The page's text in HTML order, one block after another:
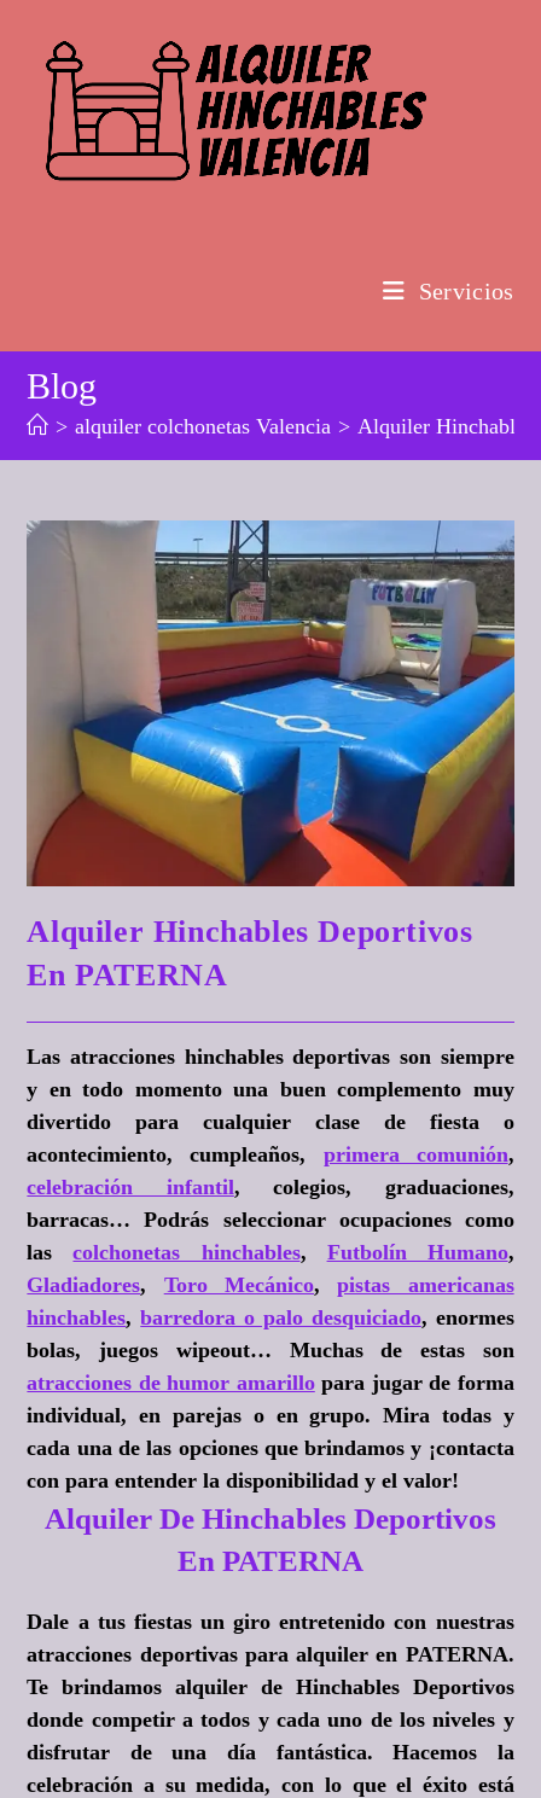
contenido
Servicios
Blog
> alquiler colchonetas Valencia > Alquiler Hinchables
Alquiler Hinchables Deportivos
En PATERNA
Las atracciones hinchables deportivas son siempre
y en todo momento una buen complemento muy
divertido para cualquier clase de fiesta o
acontecimiento, cumpleaños, primera comunión,
celebración infantil, colegios, graduaciones,
barracas… Podrás seleccionar ocupaciones como
lascolchonetas hinchables, Futbolín Humano,
Gladiadores, Toro Mecánico,pistas americanas
hinchables,barredora o palo desquiciado, enormes
bolas, juegos wipeout… Muchas de estas son
atracciones de humor amarillopara jugar de forma
individual, en parejas o en grupo. Mira todas y
cada una de las opciones que brindamos y ¡contacta
con para entender la disponibilidad y el valor!
Alquiler De Hinchables Deportivos
En PATERNA
Dale a tus fiestas un giro entretenido con nuestras
atracciones deportivas para alquiler en PATERNA.
Te brindamos alquiler de Hinchables Deportivos
donde competir a todos y cada uno de los niveles y
disfrutar de una día fantástica. Hacemos la
celebración a su medida, con lo que el éxito está